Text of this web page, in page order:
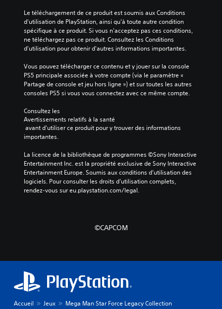
Le téléchargement de ce produit est soumis aux Conditions
d'utilisation de PlayStation, ainsi qu'à toute autre condition
spécifique à ce produit. Si vous n'acceptez pas ces conditions,
ne téléchargez pas ce produit. Consultez les Conditions
d'utilisation pour obtenir d'autres informations importantes.
Vous pouvez télécharger ce contenu et y jouer sur la console
PS5 principale associée à votre compte (via le paramètre «
Partage de console et jeu hors ligne ») et sur toutes les autres
consoles PS5 si vous vous connectez avec ce même compte.
Consultez les
Avertissements relatifs à la santé
importantes.
La licence de la bibliothèque de programmes ©Sony Interactive
Entertainment Inc. est la propriété exclusive de Sony Interactive
Entertainment Europe. Soumis aux conditions d’utilisation des
logiciels. Pour consulter les droits d’utilisation complets,
rendez-vous sur eu.playstation.com/legal.
©CAPCOM
Accueil Jeux Mega Man Star Force Legacy Collection